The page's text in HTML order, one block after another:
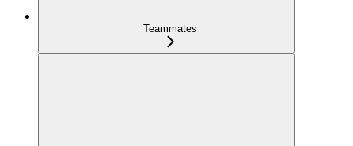
Teammates